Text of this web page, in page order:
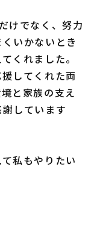
けでなく、努力
いかないとき
くれました。
してくれた両
と家族の支え
しています
私もやりたい